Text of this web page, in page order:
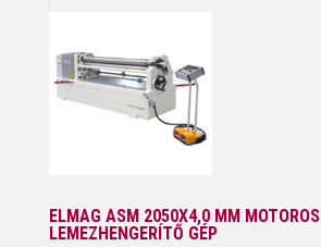
ELMAG ASM 2050X4,0 MM MOTOROS
LEMEZHENGERÍTŐ GÉP